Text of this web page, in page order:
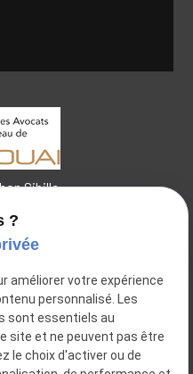
Sibille
de Pollinchove
Ogée
?
améliorer votre expérience
personnalisé. Les
sont essentiels au
site et ne peuvent pas être
le choix d'activer ou de